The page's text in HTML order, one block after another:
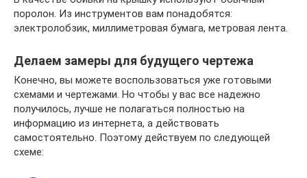
поролон. Из инструментов вам понадобятся:
электролобзик, миллиметровая бумага, метровая лента.
Делаем замеры для будущего чертежа
Конечно, вы можете воспользоваться уже готовыми
схемами и чертежами. Но чтобы у вас все надежно
получилось, лучше не полагаться полностью на
информацию из интернета, а действовать
самостоятельно. Поэтому действуем по следующей
схеме: